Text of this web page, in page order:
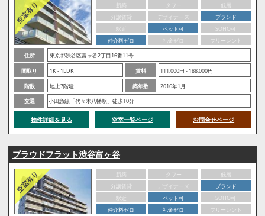
新築 タワー
低層
分譲賃貸
デザイナーズ
ブランド
駅近
ペット可
SOHO可
仲介料ゼロ
礼金ゼロ
フリーレント
住所
東京都渋谷区富ヶ谷2丁目16番11号
間取り
1K - 1LDK 賃料
111,000円 - 188,000円
階数
地上7階建 築年数
2016年1月
交通
小田急線「代々木八幡駅」徒歩10分
物件詳細を見る 空室一覧ページ お問合せページ
プラウドフラット渋谷富ヶ谷
新築 タワー
低層
分譲賃貸
デザイナーズ
ブランド
駅近
ペット可
SOHO可
仲介料ゼロ
礼金ゼロ
フリーレント